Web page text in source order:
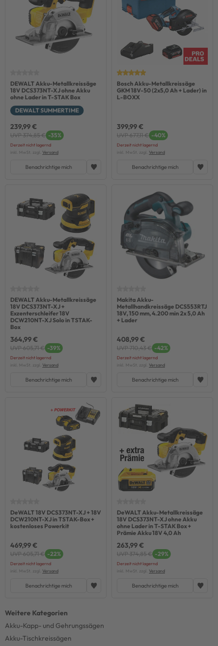
DEWALT Akku-Metallkreissäge
18V DCS373NT-XJ ohne Akku
ohne Lader in T-STAK Box
DEWALT SUMMERTIME
239,99 €
UVP 374,85 € -35%
Derzeit nicht lagernd
inkl. MwSt. zzgl. Versand
Benachrichtige mich
Bosch Akku-Metallkreissäge
GKM 18V-50 (2x5,0 Ah + Lader) in
L-BOXX
399,99 €
UVP 677,11 € -40%
Derzeit nicht lagernd
inkl. MwSt. zzgl. Versand
Benachrichtige mich
DEWALT Akku-Metallkreissäge
18V DCS373NT-XJ +
Exzenterschleifer 18V
DCW210NT-XJ Solo in TSTAK-
Box
364,99 €
UVP 605,71 € -39%
Derzeit nicht lagernd
inkl. MwSt. zzgl. Versand
Benachrichtige mich
Makita Akku-
Metallhandkreissäge DCS553RTJ
18V, 150 mm, 4.200 min 2x 5,0 Ah
+ Lader
408,99 €
UVP 710,43 € -42%
Derzeit nicht lagernd
inkl. MwSt. zzgl. Versand
Benachrichtige mich
DeWALT 18V DCS373NT-XJ + 18V
DCW210NT-XJ in TSTAK-Box +
kostenloses Powerkit
469,99 €
UVP 605,71 € -22%
Derzeit nicht lagernd
inkl. MwSt. zzgl. Versand
Benachrichtige mich
DeWALT Akku-Metallkreissäge
18V DCS373NT-XJ ohne Akku
ohne Lader in T-STAK Box +
Prämie Akku 18V 4,0 Ah
263,99 €
UVP 374,85 € -29%
Derzeit nicht lagernd
inkl. MwSt. zzgl. Versand
Benachrichtige mich
Akku-Kapp- und Gehrungssägen
Akku-Tischkreissägen